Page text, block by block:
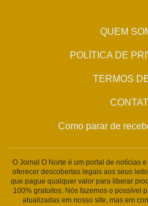
QUEM
POLÍTICA DE
TERMOS
Como parar de
O Jornal O Norte é um portal de notícias
oferecer descobertas legais aos seus
que pague qualquer valor para liberar
100% gratuitos. Nós fazemos o possível
atualizadas em nosso site, mas em